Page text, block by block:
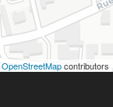
OpenStreetMapcontributors